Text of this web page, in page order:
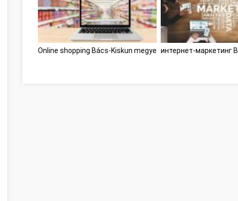
Online shopping Bács-Kiskun megye интернет-маркетинг